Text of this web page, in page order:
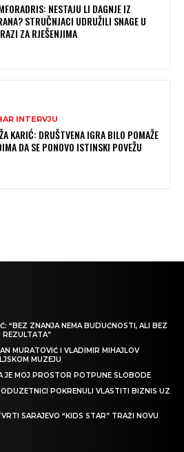
NESTAJU LI DAGNJE IZ
STRUČNJACI UDRUŽILI SNAGE U
ZA RJEŠENJIMA
INTERVJU
KARIĆ: DRUŠTVENA IGRA BILO POMAŽE
DA SE PONOVO ISTINSKI POVEŽU
“BEZ ZNANJA NEMA BUDUĆNOSTI, ALI BEZ
REZULTATA”
MURATOVIĆ I VLADIMIR MIHAJLOV
MUZEJU
JE MOJ PROSTOR POTPUNE SLOBODE
POKRENULI VLASTITI BIZNIS UZ
SARAJEVO “KIDS STAR” TRAŽI NOVU